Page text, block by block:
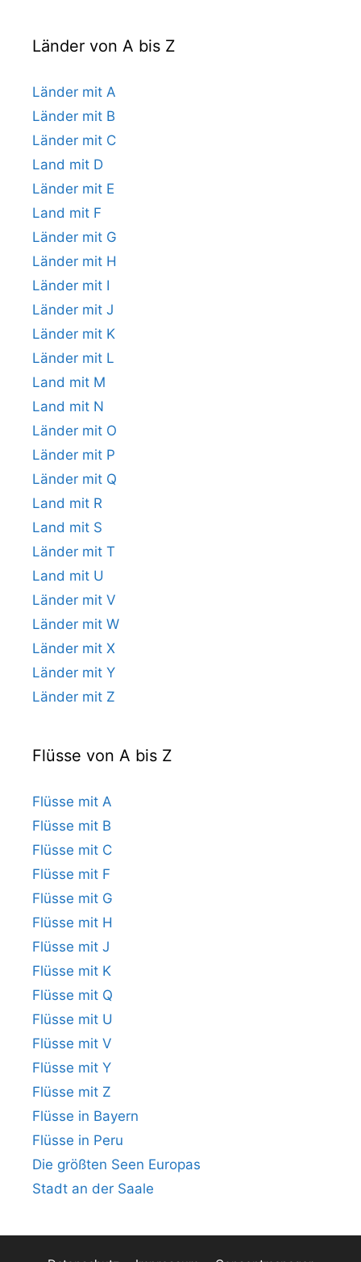
Länder von A bis Z
Länder mit A
Länder mit B
Länder mit C
Land mit D
Länder mit E
Land mit F
Länder mit G
Länder mit H
Länder mit I
Länder mit J
Länder mit K
Länder mit L
Land mit M
Land mit N
Länder mit O
Länder mit P
Länder mit Q
Land mit R
Land mit S
Länder mit T
Land mit U
Länder mit V
Länder mit W
Länder mit X
Länder mit Y
Länder mit Z
Flüsse von A bis Z
Flüsse mit A
Flüsse mit B
Flüsse mit C
Flüsse mit F
Flüsse mit G
Flüsse mit H
Flüsse mit J
Flüsse mit K
Flüsse mit Q
Flüsse mit U
Flüsse mit V
Flüsse mit Y
Flüsse mit Z
Flüsse in Bayern
Flüsse in Peru
Die größten Seen Europas
Stadt an der Saale